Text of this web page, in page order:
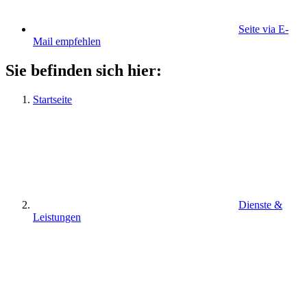
Seite via E-
Mail empfehlen
Sie befinden sich hier:
Startseite
Dienste &
Leistungen